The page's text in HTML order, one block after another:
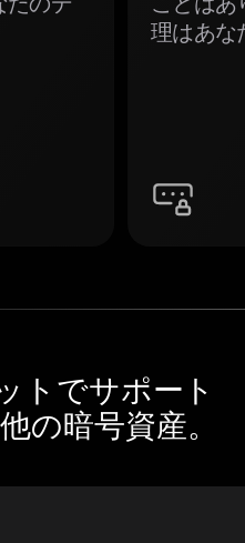
理はあな
トでサポート
の暗号資産。